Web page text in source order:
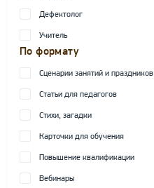
Дефектолог
Учитель
По формату
Сценарии занятий и праздников
Статьи для педагогов
Стихи, загадки
Карточки для обучения
Повышение квалификации
Вебинары